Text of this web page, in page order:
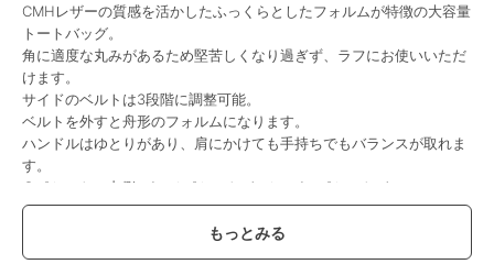
CMHレザーの質感を活かしたふっくらとしたフォルムが特徴の大容量
トートバッグ。
角に適度な丸みがあるため堅苦しくなり過ぎず、ラフにお使いいただ
けます。
サイドのベルトは3段階に調整可能。
ベルトを外すと舟形のフォルムになります。
ハンドルはゆとりがあり、肩にかけても手持ちでもバランスが取れま
す。
●ポケット：内側 パッチポケット×1 ジッパーポケット×1
●マグネット開閉
※裏地のカラーは商品のカラーによって異なります。